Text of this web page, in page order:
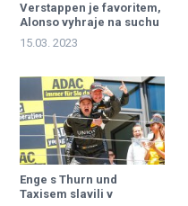
Verstappen je favoritem,
Alonso vyhraje na suchu
jen těžko, má jasno Enge
15.03. 2023
Enge s Thurn und
Taxisem slavili v